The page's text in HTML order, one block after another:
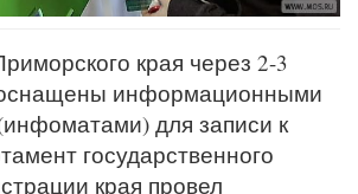
края через 2-3
информационными
для записи к
государственного
края провел